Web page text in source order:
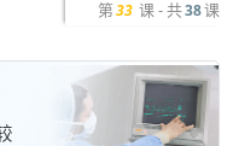
第 33 课 - 共38课